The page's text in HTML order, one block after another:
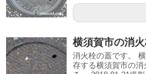
横須賀市の消
消火栓の蓋です。
存する横須賀市の